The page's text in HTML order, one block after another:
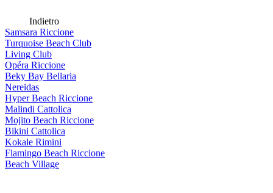
Indietro
Samsara Riccione
Turquoise Beach Club
Living Club
Opéra Riccione
Beky Bay Bellaria
Nereidas
Hyper Beach Riccione
Malindi Cattolica
Mojito Beach Riccione
Bikini Cattolica
Kokale Rimini
Flamingo Beach Riccione
Beach Village